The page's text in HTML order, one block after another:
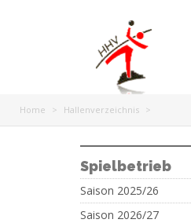
Home > Hallenverzeichnis >
Spielbetrieb
Saison 2025/26
Saison 2026/27